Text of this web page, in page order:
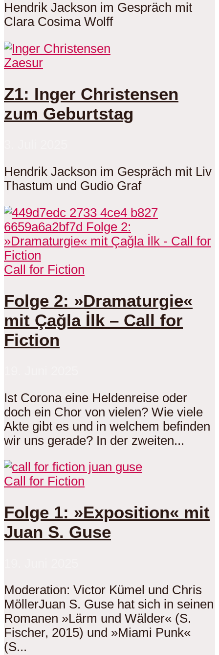
Hendrik Jackson im Gespräch mit
Clara Cosima Wolff
Zaesur
Z1: Inger Christensen
zum Geburtstag
Hendrik Jackson im Gespräch mit Liv
Thastum und Gudio Graf
Call for Fiction
Folge 2: »Dramaturgie«
mit Çağla İlk – Call for
Fiction
Ist Corona eine Heldenreise oder
doch ein Chor von vielen? Wie viele
Akte gibt es und in welchem befinden
wir uns gerade? In der zweiten...
Call for Fiction
Folge 1: »Exposition« mit
Juan S. Guse
Moderation: Victor Kümel und Chris
MöllerJuan S. Guse hat sich in seinen
Romanen »Lärm und Wälder« (S.
Fischer, 2015) und »Miami Punk«
(S...